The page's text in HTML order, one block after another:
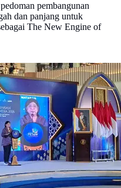
pembangunan
dan panjang untuk
The New Engine of